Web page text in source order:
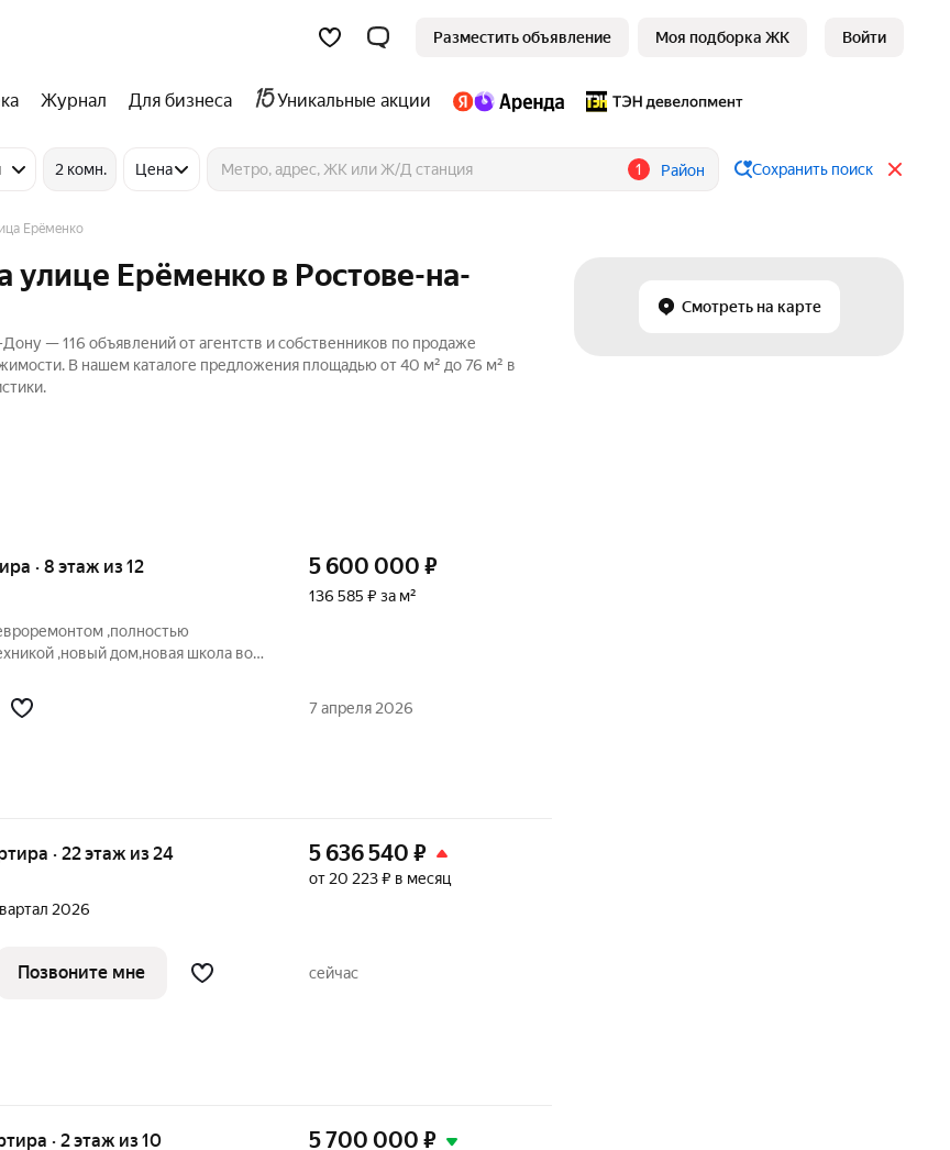
Разместить объявление Моя подборка ЖК Войти
Журнал Для бизнеса Уникальные акции
2 комн. Цена 1 Район Сохранить поиск
Смотреть на карте
Ерёменко
улице Ерёменко в Ростове-на-
— 116 объявлений от агентств и собственников по продаже
В нашем каталоге предложения площадью от 40 м² до 76 м² в
· 8 этаж из 12
,полностью
,новый дом,новая школа во
Без обременений Номер
5 600 000 ₽
136 585 ₽ за м²
7 апреля 2026
· 22 этаж из 24
2026
5 636 540 ₽
от 20 223 ₽ в месяц
Позвоните мне сейчас
· 2 этаж из 10 5 700 000 ₽